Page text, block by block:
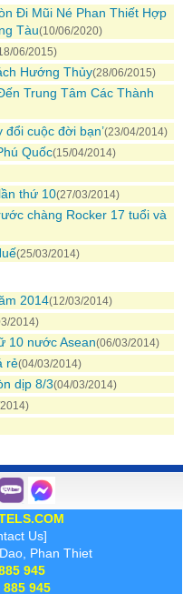
Đi Mũi Né Phan Thiết Hợp
Tàu(10/06/2020)
06/2015)
Hướng Thủy(28/06/2015)
Trung Tâm Các Thành
đổi cuộc đời bạn’(23/04/2014)
Quốc(15/04/2014)
thứ 10(27/03/2014)
chàng Rocker 17 tuổi và
(25/03/2014)
2014(12/03/2014)
2014)
10 nước Asean(06/03/2014)
rẻ(04/03/2014)
dịp 8/3(04/03/2014)
Us]
Phan Thiet
945
885 945